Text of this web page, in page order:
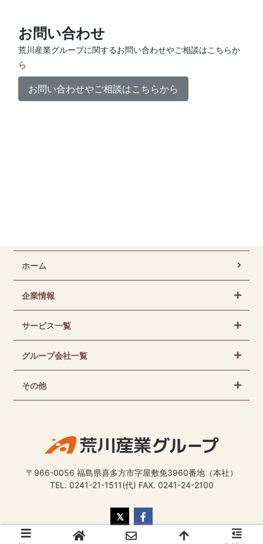
お問い合わせ
荒川産業グループに関するお問い合わせやご相談はこちらか
ら
お問い合わせやご相談はこちらから
ホーム
企業情報
サービス一覧
グループ会社一覧
その他
〒966-0056 福島県喜多方市字屋敷免3960番地（本社）
TEL. 0241-21-1511(代) FAX. 0241-24-2100
Copyright © Arakawa Sangyo Group Co., Ltd.